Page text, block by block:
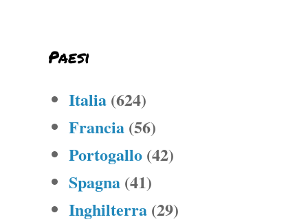
Paesi
Italia (624)
Francia (56)
Portogallo (42)
Spagna (41)
Inghilterra (29)